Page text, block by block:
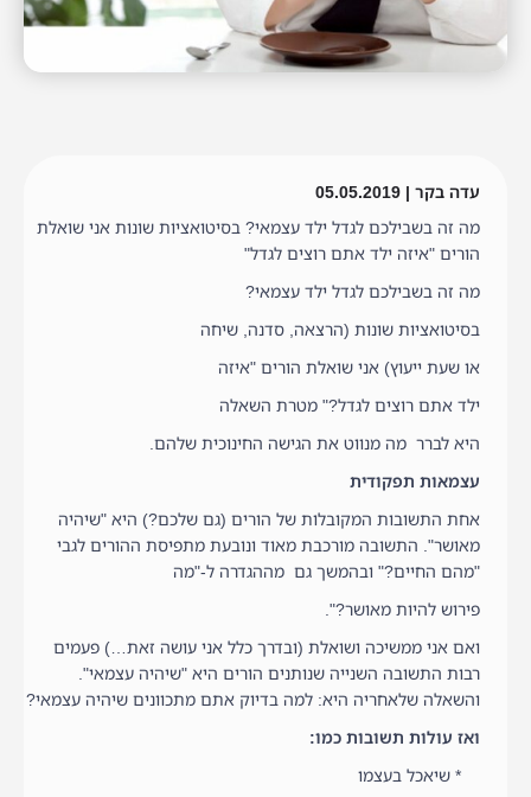
עדה בקר | 05.05.2019
מה זה בשבילכם לגדל ילד עצמאי? בסיטואציות שונות אני שואלת
הורים "איזה ילד אתם רוצים לגדל"
מה זה בשבילכם לגדל ילד עצמאי?
בסיטואציות שונות (הרצאה, סדנה, שיחה
או שעת ייעוץ) אני שואלת הורים "איזה
ילד אתם רוצים לגדל?" מטרת השאלה
היא לברר מה מנווט את הגישה החינוכית שלהם.
עצמאות תפקודית
אחת התשובות המקובלות של הורים (גם שלכם?) היא "שיהיה
מאושר". התשובה מורכבת מאוד ונובעת מתפיסת ההורים לגבי
"מהם החיים?" ובהמשך גם מההגדרה ל-"מה
פירוש להיות מאושר?".
ואם אני ממשיכה ושואלת (ובדרך כלל אני עושה זאת…) פעמים
רבות התשובה השנייה שנותנים הורים היא "שיהיה עצמאי".
והשאלה שלאחריה היא: למה בדיוק אתם מתכוונים שיהיה עצמאי?
ואז עולות תשובות כמו:
* שיאכל בעצמו